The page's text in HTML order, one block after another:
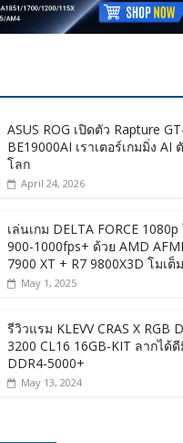
ASUS ROG เปิดตัว Rapture
BE19000AI เราเตอร์เกมมิ่ง AI
โลก
April 24, 2026
เล่นเกม DELTA FORCE
900-1000fps+ ด้วย AMD
7900 XT + R7 9800X3D โมเต็ม
May 1, 2025
รีวิวแรม KLEVV CRAS X RGB
3200 CL16 16GB-KIT ลากได้
DDR4-5000+
May 13, 2024